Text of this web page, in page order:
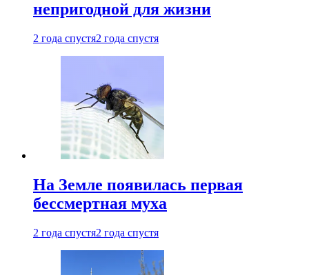
непригодной для жизни
2 года спустя2 года спустя
На Земле появилась первая
бессмертная муха
2 года спустя2 года спустя